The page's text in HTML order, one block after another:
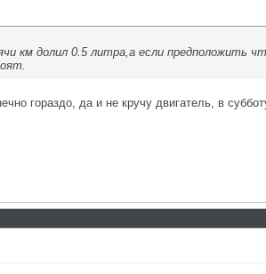
км долил 0.5 литра,а если предположить
гораздо, да и не кручу двигатель, в